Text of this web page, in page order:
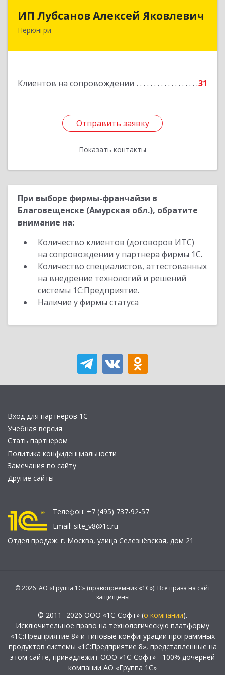
ИП Лубсанов Алексей Яковлевич
Нерюнгри
Клиентов на сопровождении 31
Отправить заявку
Показать контакты
ИП Лубсанов Алексей Яковлевич
675002, Амурская область, г. Благовещенск, ул.
Отправить заявку
Назад
При выборе фирмы-франчайзи в
Благовещенске (Амурская обл.), обратите
внимание на:
Количество клиентов (договоров ИТС)
на сопровождении у партнера фирмы 1С.
Количество специалистов, аттестованных
на внедрение технологий и решений
системы 1С:Предприятие.
Наличие у фирмы статуса
Вход для партнеров 1С
Учебная версия
Стать партнером
Политика конфиденциальности
Замечания по сайту
Другие сайты
Телефон: +7 (495) 737-92-57
Email: site_v8@1c.ru
Отдел продаж: г. Москва, улица Селезнёвская, дом 21
© 2026 АО «Группа 1С» (правопреемник «1С»). Все права на сайт
защищены
© 2011- 2026 ООО «1С-Софт» (о компании).
Исключительное право на технологическую платформу
«1С:Предприятие 8» и типовые конфигурации программных
продуктов системы «1С:Предприятие 8», представленные на
этом сайте, принадлежит ООО «1С-Софт» - 100% дочерней
компании АО «Группа 1С»